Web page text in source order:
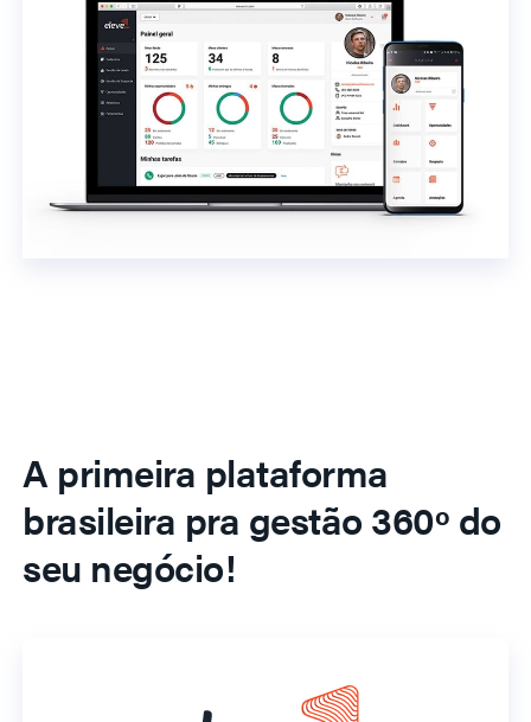
A primeira plataforma
brasileira pra gestão 360º do
seu negócio!